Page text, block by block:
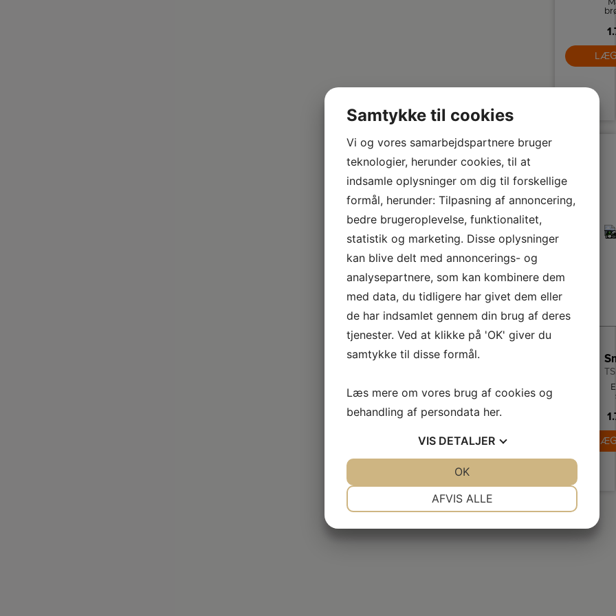
i
i
Samtykke til cookies
Vi og vores samarbejdspartnere bruger
teknologier, herunder cookies, til at
indsamle oplysninger om dig til forskellige
formål, herunder: Tilpasning af annoncering,
bedre brugeroplevelse, funktionalitet,
statistik og marketing. Disse oplysninger
kan blive delt med annoncerings- og
analysepartnere, som kan kombinere dem
med data, du tidligere har givet dem eller
de har indsamlet gennem din brug af deres
tjenester. Ved at klikke på 'OK' giver du
samtykke til disse formål.
Læs mere om vores brug af cookies og
behandling af persondata her.
VIS DETALJER
AFVIS ALLE
OK